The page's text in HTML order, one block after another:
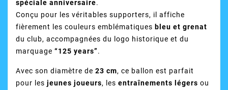
spéciale anniversaire.
Conçu pour les véritables supporters, il affiche
fièrement les couleurs emblématiques bleu et grenat
du club, accompagnées du logo historique et du
marquage “125 years”.
Avec son diamètre de 23 cm, ce ballon est parfait
pour les jeunes joueurs, les entraînements légers ou